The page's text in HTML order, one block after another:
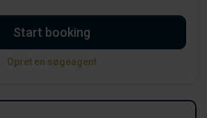
Start booking
Opret en søgeagent